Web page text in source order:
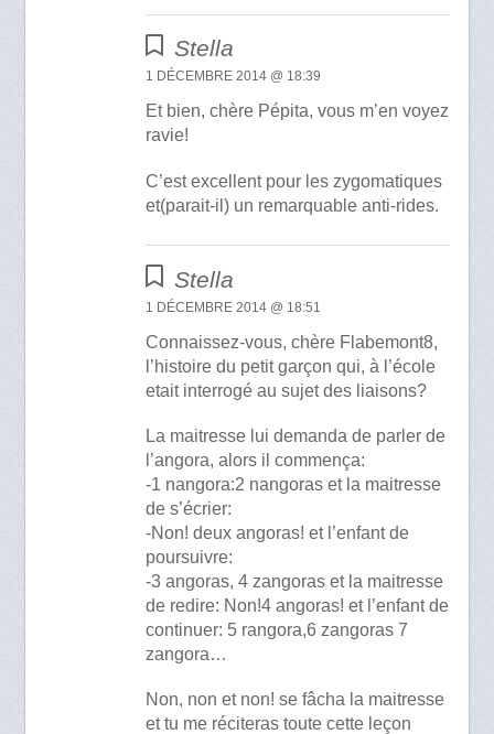
Stella
1 DÉCEMBRE 2014 @ 18:39
Et bien, chère Pépita, vous m’en voyez
ravie!
C’est excellent pour les zygomatiques
et(parait-il) un remarquable anti-rides.
Stella
1 DÉCEMBRE 2014 @ 18:51
Connaissez-vous, chère Flabemont8,
l’histoire du petit garçon qui, à l’école
etait interrogé au sujet des liaisons?
La maitresse lui demanda de parler de
l’angora, alors il commença:
-1 nangora:2 nangoras et la maitresse
de s’écrier:
-Non! deux angoras! et l’enfant de
poursuivre:
-3 angoras, 4 zangoras et la maitresse
de redire: Non!4 angoras! et l’enfant de
continuer: 5 rangora,6 zangoras 7
zangora…
Non, non et non! se fâcha la maitresse
et tu me réciteras toute cette leçon